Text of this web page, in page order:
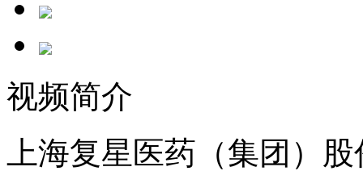
视频简介
上海复星医药（集团）